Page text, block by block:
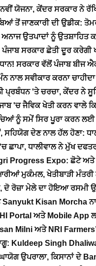
ਯੋਜਨਾ, ਕੇਂਦਰ ਸਰਕਾਰ ਨੇ
ਤੋਂ ਜਾਣਕਾਰੀ ਦੀ ਉਡੀਕ:
ਉਤਪਾਦਾਂ ਨੂੰ ਉਤਸ਼ਾਹਿਤ
ਸਰਕਾਰ ਛੇਤੀ ਦੂਰ ਕਰੇਗੀ
ਸਰਕਾਰ ਵੱਲੋਂ ਪੰਜਾਬ ਬੀਜ
ਨਾਲ ਸਵੀਕਾਰ ਕਰਨਾ
ਪ੍ਰਬੰਧਨ 'ਤੇ ਚਰਚਾ, ਕੇਂਦਰ ਨੇ
'ਚ ਜੈਵਿਕ ਖੇਤੀ ਕਰਨ ਵਾਲੇ
ਨੂੰ ਸਮੇਂ ਸਿਰ ਪੂਰਾ ਕਰਨ
ਸਹਿਯੋਗ ਦੇਣ ਨਾਲ ਹੱਲ ਹੋਣਾ:
ਛਾਪਾ, ਧਾਲੀਵਾਲ ਨੇ ਮੁੱਖ
Progress Expo: ਛੋਟੇ ਅਤੇ
ਮੁਕੰਮਲ, ਖੇਤੀਬਾੜੀ
ਦੋ ਰੋਜ਼ਾ ਮੇਲੇ ਦਾ ਹੋਇਆ ਰਸਮੀ
Kisan Morcha
Portal ਅਤੇ Mobile App
Milni ਅਤੇ NRI
Kuldeep Singh
ਉਪਰਾਲਾ, ਕਿਸਾਨਾਂ ਦੇ